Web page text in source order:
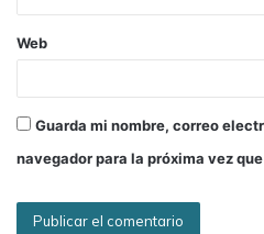
Web
Guarda mi nombre, correo
navegador para la próxima vez